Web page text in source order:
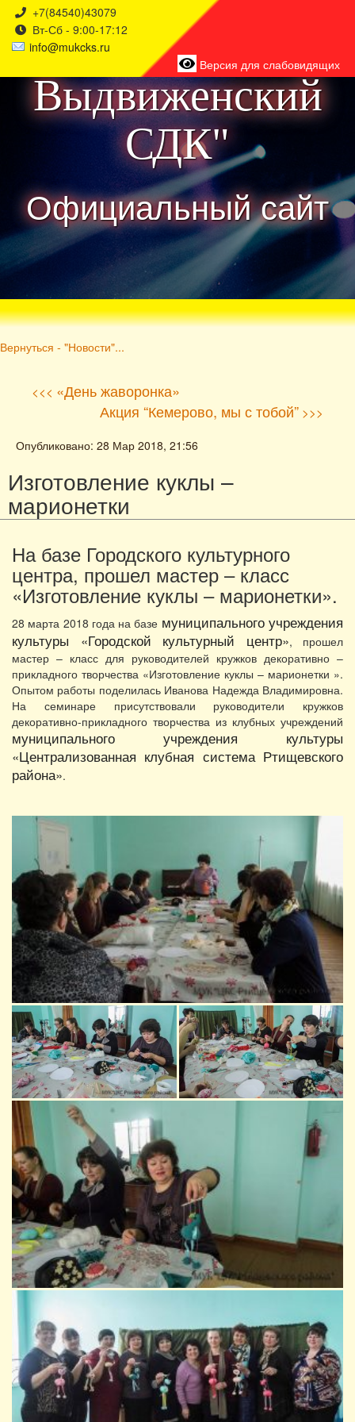
+7(84540)43079
Вт-Сб - 9:00-17:12
info@mukcks.ru
Версия для слабовидящих
района
Выдвиженский
СДК"
Официальный сайт
Вернуться - "Новости"...
<<< «День жаворонка»
Акция “Кемерово, мы с тобой” >>>
Опубликовано: 28 Мар 2018, 21:56
Изготовление куклы –
марионетки
На базе Городского культурного
центра, прошел мастер – класс
«Изготовление куклы – марионетки».
28 марта 2018 года на базе муниципального учреждения
культуры «Городской культурный центр», прошел
мастер – класс для руководителей кружков декоративно –
прикладного творчества «Изготовление куклы – марионетки ».
Опытом работы поделилась Иванова Надежда Владимировна.
На семинаре присутствовали руководители кружков
декоративно-прикладного творчества из клубных учреждений
муниципального учреждения культуры
«Централизованная клубная система Ртищевского
района».